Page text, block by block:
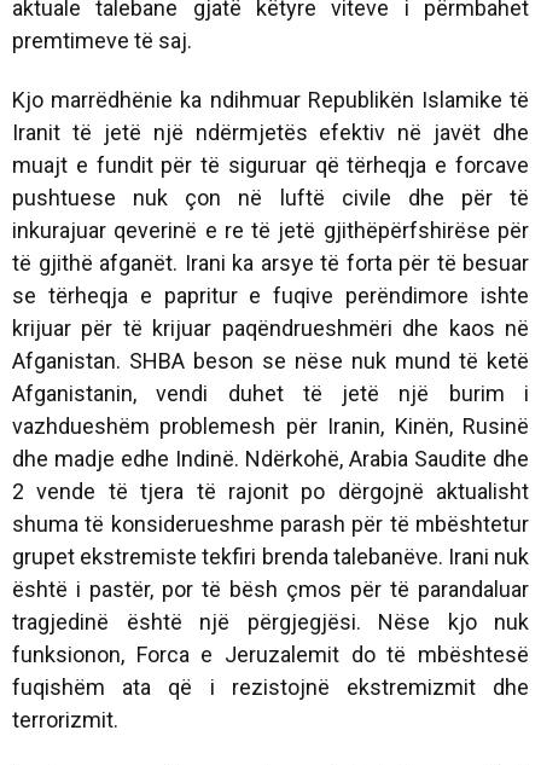
aktuale talebane gjatë këtyre viteve i përmbahet
premtimeve të saj.
Kjo marrëdhënie ka ndihmuar Republikën Islamike të
Iranit të jetë një ndërmjetës efektiv në javët dhe
muajt e fundit për të siguruar që tërheqja e forcave
pushtuese nuk çon në luftë civile dhe për të
inkurajuar qeverinë e re të jetë gjithëpërfshirëse për
të gjithë afganët. Irani ka arsye të forta për të besuar
se tërheqja e papritur e fuqive perëndimore ishte
krijuar për të krijuar paqëndrueshmëri dhe kaos në
Afganistan. SHBA beson se nëse nuk mund të ketë
Afganistanin, vendi duhet të jetë një burim i
vazhdueshëm problemesh për Iranin, Kinën, Rusinë
dhe madje edhe Indinë. Ndërkohë, Arabia Saudite dhe
2 vende të tjera të rajonit po dërgojnë aktualisht
shuma të konsiderueshme parash për të mbështetur
grupet ekstremiste tekfiri brenda talebanëve. Irani nuk
është i pastër, por të bësh çmos për të parandaluar
tragjedinë është një përgjegjësi. Nëse kjo nuk
funksionon, Forca e Jeruzalemit do të mbështesë
fuqishëm ata që i rezistojnë ekstremizmit dhe
terrorizmit.